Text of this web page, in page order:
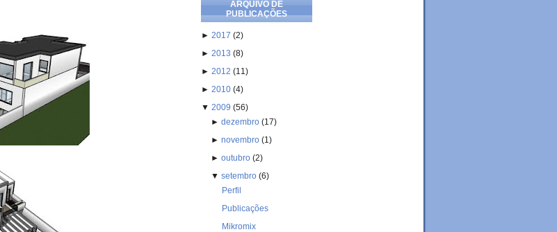
ARQUIVO DE
PUBLICAÇÕES
► 2017 (2)
► 2013 (8)
► 2012 (11)
► 2010 (4)
▼ 2009 (56)
►dezembro(17)
►novembro(1)
►outubro(2)
▼setembro(6)
Perfil
Publicações
Mikromix